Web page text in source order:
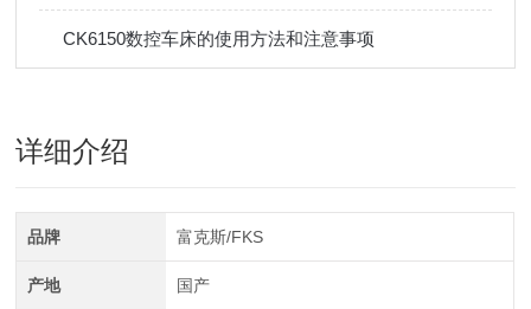
CK6150数控车床的使用方法和注意事项
详细介绍
品牌 富克斯/FKS
产地 国产